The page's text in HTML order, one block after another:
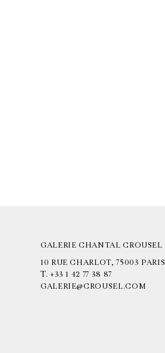
GALERIE CHANTAL CROUSEL
10 RUE CHARLOT, 75003 PARIS
T. +33 1 42 77 38 87
GALERIE@CROUSEL.COM